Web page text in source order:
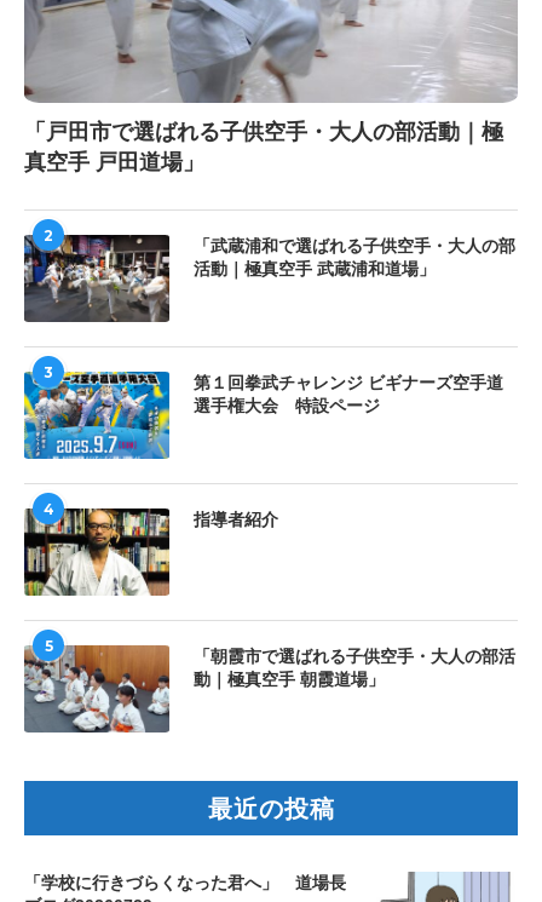
「戸田市で選ばれる子供空手・大人の部活動｜極
真空手 戸田道場」
2
「武蔵浦和で選ばれる子供空手・大人の部
活動｜極真空手 武蔵浦和道場」
3
第１回拳武チャレンジ ビギナーズ空手道
選手権大会 特設ページ
4
指導者紹介
5
「朝霞市で選ばれる子供空手・大人の部活
動｜極真空手 朝霞道場」
最近の投稿
「学校に行きづらくなった君へ」 道場長